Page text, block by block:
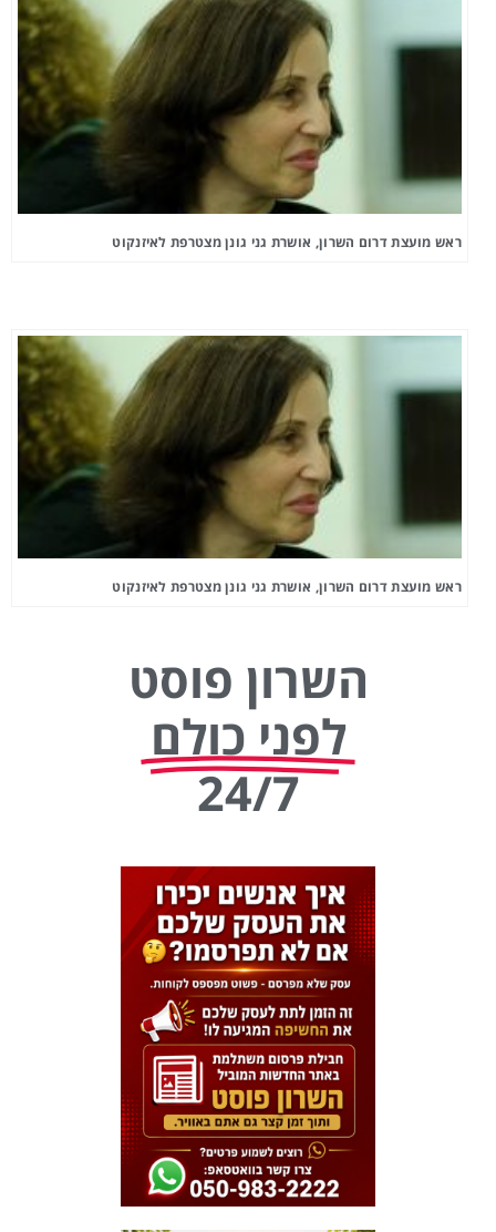
ראש מועצת דרום השרון, אושרת גני גונן מצטרפת לאיזנקוט
ראש מועצת דרום השרון, אושרת גני גונן מצטרפת לאיזנקוט
השרון פוסט
לפני כולם
24/7